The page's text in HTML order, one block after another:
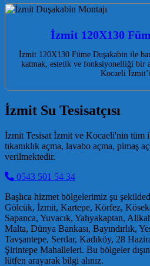
İzmit 120X130
İzmit 120X130 Füme Duşakabin ile
katmak, estetik ve fonksiyonelliği bir
Kocaeli
İzmit Su Tesisatçısı
İzmit Tesisat İzmit ve Kocaeli'nin tüm
tıkanıklık açma, lavabo açma, pimaş
verilmektedir.
0543 501 54 34
Başlıca hizmet bölgelerimiz şu
Gölcük, İzmit, Kartepe, Körfez,
Sapanca, Yuvacık, Yahyakaptan,
Malta, Dünya Bankası, Bayındırlık,
Tavşantepe, Serdar, Kadıköy, 28
Şirintepe Mahalleleri. Bu bölgeler
lütfen arayarak bilgi alınız.